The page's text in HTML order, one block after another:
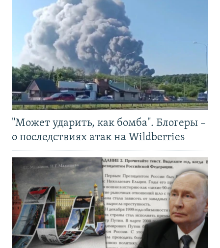
"Может ударить, как бомба". Блогеры –
о последствиях атак на Wildberries